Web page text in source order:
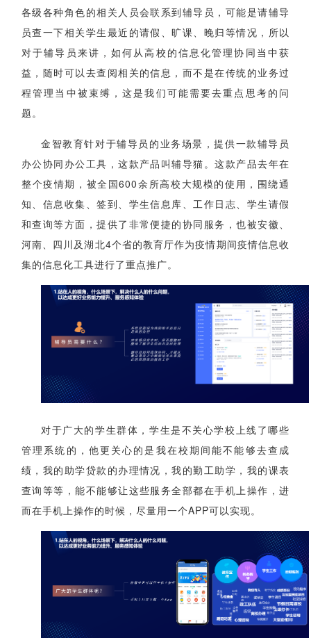
各级各种角色的相关人员会联系到辅导员，可能是请辅导
员查一下相关学生最近的请假、旷课、晚归等情况，所以
对于辅导员来讲，如何从高校的信息化管理协同当中获
益，随时可以去查阅相关的信息，而不是在传统的业务过
程管理当中被束缚，这是我们可能需要去重点思考的问
题。
金智教育针对于辅导员的业务场景，提供一款辅导员
办公协同办公工具，这款产品叫辅导猫。这款产品去年在
整个疫情期，被全国600余所高校大规模的使用，围绕通
知、信息收集、签到、学生信息库、工作日志、学生请假
和查询等方面，提供了非常便捷的协同服务，也被安徽、
河南、四川及湖北4个省的教育厅作为疫情期间疫情信息收
集的信息化工具进行了重点推广。
对于广大的学生群体，学生是不关心学校上线了哪些
管理系统的，他更关心的是我在校期间能不能够去查成
绩，我的助学贷款的办理情况，我的勤工助学，我的课表
查询等等，能不能够让这些服务全部都在手机上操作，进
而在手机上操作的时候，尽量用一个APP可以实现。